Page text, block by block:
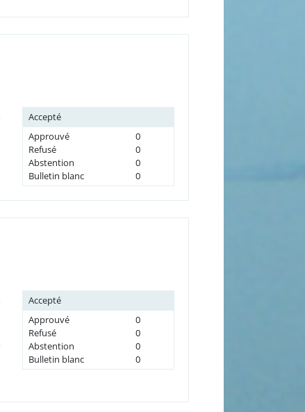
Accepté
Approuvé
0
Refusé
0
Abstention
0
Bulletin blanc
0
Accepté
Approuvé
0
Refusé
0
Abstention
0
Bulletin blanc
0